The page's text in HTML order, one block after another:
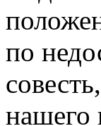
по
нашего